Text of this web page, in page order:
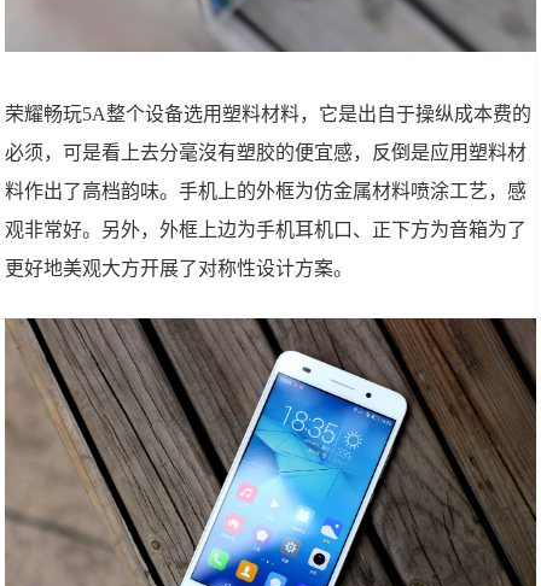
荣耀畅玩5A整个设备选用塑料材料，它是出自于操纵成本费的
必须，可是看上去分毫沒有塑胶的便宜感，反倒是应用塑料材
料作出了高档韵味。手机上的外框为仿金属材料喷涂工艺，感
观非常好。另外，外框上边为手机耳机口、正下方为音箱为了
更好地美观大方开展了对称性设计方案。